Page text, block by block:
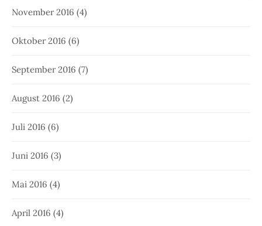
November 2016 (4)
Oktober 2016 (6)
September 2016 (7)
August 2016 (2)
Juli 2016 (6)
Juni 2016 (3)
Mai 2016 (4)
April 2016 (4)